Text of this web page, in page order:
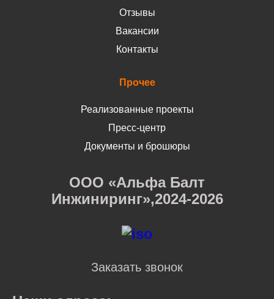
Отзывы
Вакансии
Контакты
Прочее
Реализованные проекты
Пресс-центр
Документы и брошюры
ООО «Альфа Балт
Инжиниринг»,2024-2026
Заказать звонок